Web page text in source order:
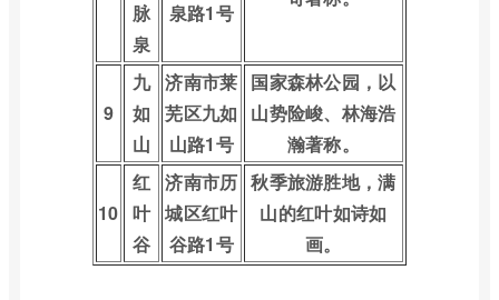
脉
泉
泉路1号
9
九
如
山
济南市莱
芜区九如
山路1号
国家森林公园，以
山势险峻、林海浩
瀚著称。
10
红
叶
谷
济南市历
城区红叶
谷路1号
秋季旅游胜地，满
山的红叶如诗如
画。